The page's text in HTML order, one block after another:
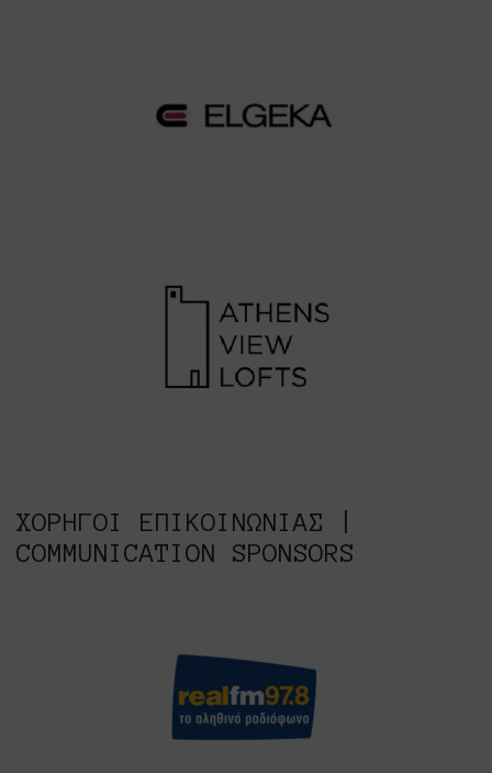
ELGEKA
Athens View Lofts
ΧΟΡΗΓΟΙ ΕΠΙΚΟΙΝΩΝΙΑΣ |
COMMUNICATION SPONSORS
Real Fm 97.8